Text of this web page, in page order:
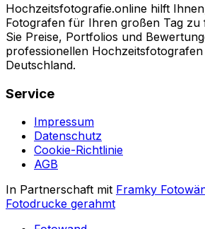
Hochzeitsfotografie.online hilft
Fotografen für Ihren großen Tag zu
Sie Preise, Portfolios und
professionellen Hochzeitsfotografen
Deutschland.
Service
Impressum
Datenschutz
Cookie-Richtlinie
AGB
In Partnerschaft mit Framky
Fotodrucke gerahmt